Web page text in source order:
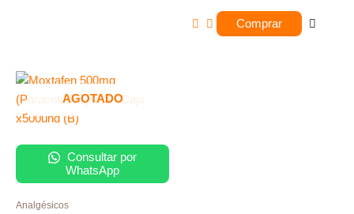
Comprar
AGOTADO
Consultar por
WhatsApp
Analgésicos